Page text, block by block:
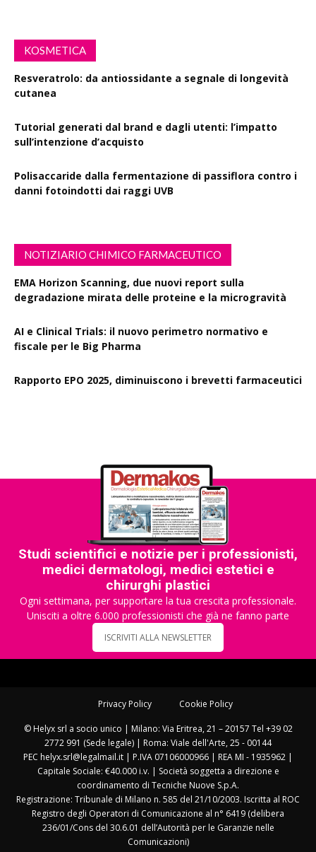
KOSMETICA
Resveratrolo: da antiossidante a segnale di longevità
cutanea
Tutorial generati dal brand e dagli utenti: l’impatto
sull’intenzione d’acquisto
Polisaccaride dalla fermentazione di passiflora contro i
danni fotoindotti dai raggi UVB
NOTIZIARIO CHIMICO FARMACEUTICO
EMA Horizon Scanning, due nuovi report sulla
degradazione mirata delle proteine e la microgravità
AI e Clinical Trials: il nuovo perimetro normativo e
fiscale per le Big Pharma
Rapporto EPO 2025, diminuiscono i brevetti farmaceutici
Studi scientifici e notizie per i professionisti,
medici dermatologi, medici estetici e
chirurghi plastici
Ogni settimana, per supportare la tua crescita professionale.
Unisciti a oltre 6.000 professionisti che già ne fanno parte
ISCRIVITI ALLA NEWSLETTER
Privacy Policy Cookie Policy
© Helyx srl a socio unico | Milano: Via Eritrea, 21 – 20157 Tel +39 02
2772 991 (Sede legale) | Roma: Viale dell'Arte, 25 - 00144
PEC helyx.srl@legalmail.it | P.IVA 07106000966 | REA MI - 1935962 |
Capitale Sociale: €40.000 i.v. | Società soggetta a direzione e
coordinamento di Tecniche Nuove S.p.A.
Registrazione: Tribunale di Milano n. 585 del 21/10/2003. Iscritta al ROC
Registro degli Operatori di Comunicazione al n° 6419 (delibera
236/01/Cons del 30.6.01 dell’Autorità per le Garanzie nelle
Comunicazioni)